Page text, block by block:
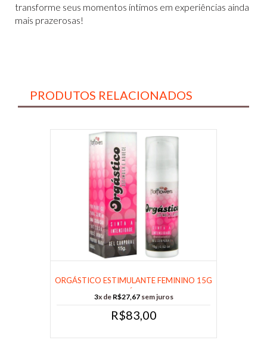
transforme seus momentos íntimos em experiências ainda
mais prazerosas!
PRODUTOS RELACIONADOS
ORGÁSTICO ESTIMULANTE FEMININO 15G
– CÓD......
3x de R$27,67sem juros
R$83,00